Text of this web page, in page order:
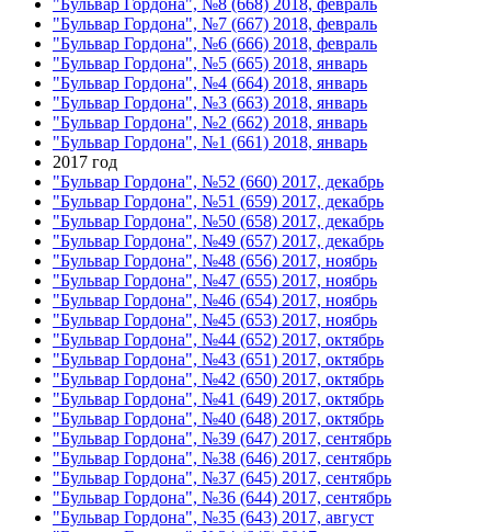
"Бульвар Гордона", №7 (667) 2018, февраль
"Бульвар Гордона", №6 (666) 2018, февраль
"Бульвар Гордона", №5 (665) 2018, январь
"Бульвар Гордона", №4 (664) 2018, январь
"Бульвар Гордона", №3 (663) 2018, январь
"Бульвар Гордона", №2 (662) 2018, январь
"Бульвар Гордона", №1 (661) 2018, январь
2017 год
"Бульвар Гордона", №52 (660) 2017, декабрь
"Бульвар Гордона", №51 (659) 2017, декабрь
"Бульвар Гордона", №50 (658) 2017, декабрь
"Бульвар Гордона", №49 (657) 2017, декабрь
"Бульвар Гордона", №48 (656) 2017, ноябрь
"Бульвар Гордона", №47 (655) 2017, ноябрь
"Бульвар Гордона", №46 (654) 2017, ноябрь
"Бульвар Гордона", №45 (653) 2017, ноябрь
"Бульвар Гордона", №44 (652) 2017, октябрь
"Бульвар Гордона", №43 (651) 2017, октябрь
"Бульвар Гордона", №42 (650) 2017, октябрь
"Бульвар Гордона", №41 (649) 2017, октябрь
"Бульвар Гордона", №40 (648) 2017, октябрь
"Бульвар Гордона", №39 (647) 2017, сентябрь
"Бульвар Гордона", №38 (646) 2017, сентябрь
"Бульвар Гордона", №37 (645) 2017, сентябрь
"Бульвар Гордона", №36 (644) 2017, сентябрь
"Бульвар Гордона", №35 (643) 2017, август